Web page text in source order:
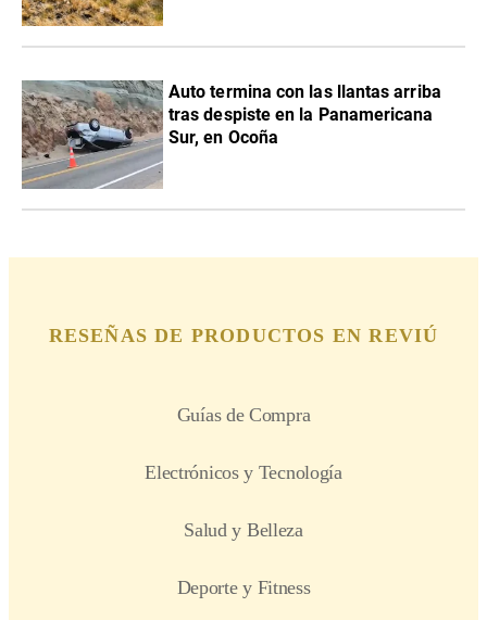
Auto termina con las llantas arriba
tras despiste en la Panamericana
Sur, en Ocoña